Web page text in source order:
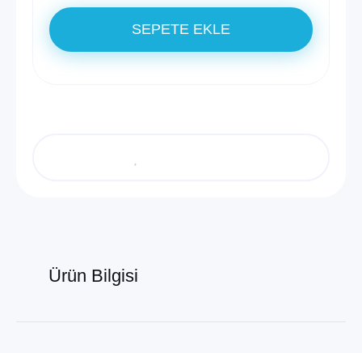
SEPETE EKLE
Ürün Bilgisi